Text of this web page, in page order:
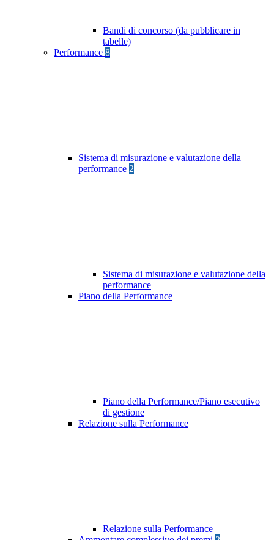
Bandi di concorso (da pubblicare in
tabelle)
Performance 8
Sistema di misurazione e valutazione della
performance 2
Sistema di misurazione e valutazione della
performance
Piano della Performance
Piano della Performance/Piano esecutivo
di gestione
Relazione sulla Performance
Relazione sulla Performance